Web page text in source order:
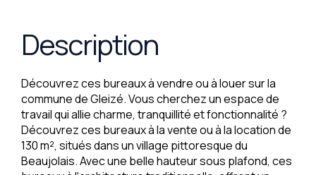
Description
Découvrez ces bureaux à vendre ou à louer sur la
commune de Gleizé. Vous cherchez un espace de
travail qui allie charme, tranquillité et fonctionnalité ?
Découvrez ces bureaux à la vente ou à la location de
130 m², situés dans un village pittoresque du
Beaujolais. Avec une belle hauteur sous plafond, ces